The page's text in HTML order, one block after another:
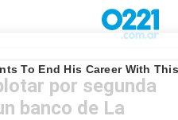
por segunda
banco de La